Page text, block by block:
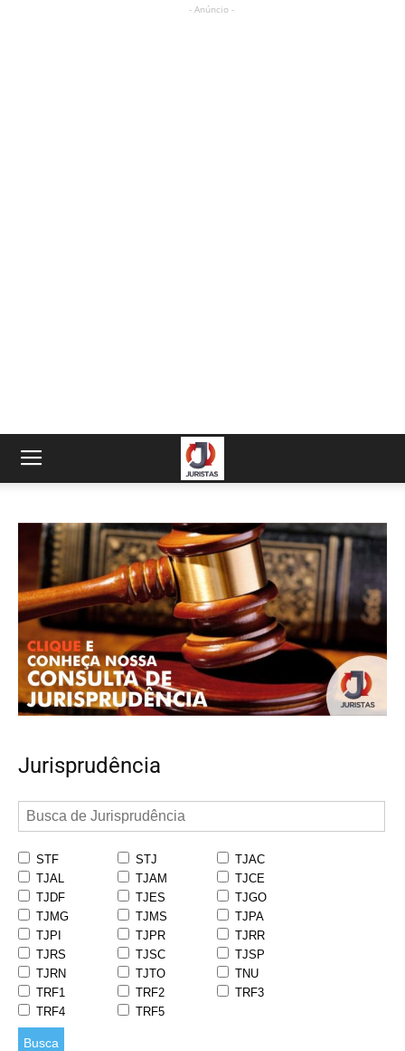
- Anúncio -
Jurisprudência
STF STJ
TJAC
TJAL
TJAM
TJCE
TJDF
TJES
TJGO
TJMG
TJMS
TJPA
TJPI
TJPR
TJRR
TJRS
TJSC
TJSP
TJRN
TJTO
TNU
TRF1
TRF2
TRF3
TRF4
TRF5
Busca